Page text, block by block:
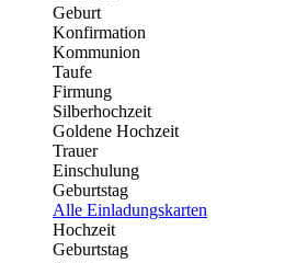
Geburt
Konfirmation
Kommunion
Taufe
Firmung
Silberhochzeit
Goldene Hochzeit
Trauer
Einschulung
Geburtstag
Alle Einladungskarten
Hochzeit
Geburtstag